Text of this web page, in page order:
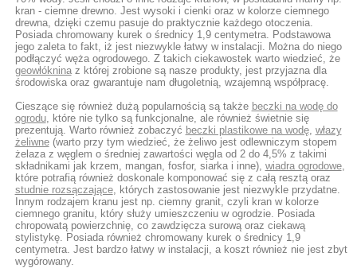
kran - ciemne drewno. Jest wysoki i cienki oraz w kolorze ciemnego
drewna, dzięki czemu pasuje do praktycznie każdego otoczenia.
Posiada chromowany kurek o średnicy 1,9 centymetra. Podstawowa
jego zaleta to fakt, iż jest niezwykle łatwy w instalacji. Można do niego
podłączyć węża ogrodowego. Z takich ciekawostek warto wiedzieć, że
geowłókninaz której zrobione są nasze produkty, jest przyjazna dla
środowiska oraz gwarantuje nam długoletnią, wzajemną współpracę.
Cieszące się również dużą popularnością są także beczki na wodę do
ogrodu, które nie tylko są funkcjonalne, ale również świetnie się
prezentują. Warto również zobaczyć beczki plastikowe na wodę, włazy
żeliwne(warto przy tym wiedzieć, że żeliwo jest odlewniczym stopem
żelaza z węglem o średniej zawartości węgla od 2 do 4,5% z takimi
składnikami jak krzem, mangan, fosfor, siarka i inne), wiadra ogrodowe,
które potrafią również doskonale komponować się z całą resztą oraz
studnie rozsączające, których zastosowanie jest niezwykle przydatne.
Innym rodzajem kranu jest np. ciemny granit, czyli kran w kolorze
ciemnego granitu, który służy umieszczeniu w ogrodzie. Posiada
chropowatą powierzchnię, co zawdzięcza surową oraz ciekawą
stylistykę. Posiada również chromowany kurek o średnicy 1,9
centymetra. Jest bardzo łatwy w instalacji, a koszt również nie jest zbyt
wygórowany.